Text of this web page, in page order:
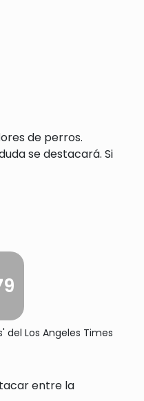
de perros.
se destacará. Si
del Los Angeles Times
entre la